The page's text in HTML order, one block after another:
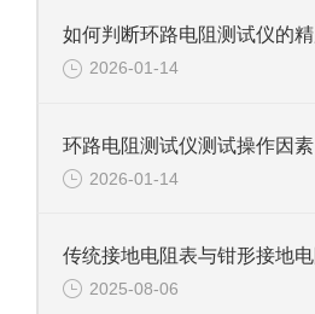
2026-01-14
环路电阻测试仪测试操作因素
2026-01-14
2025-08-06